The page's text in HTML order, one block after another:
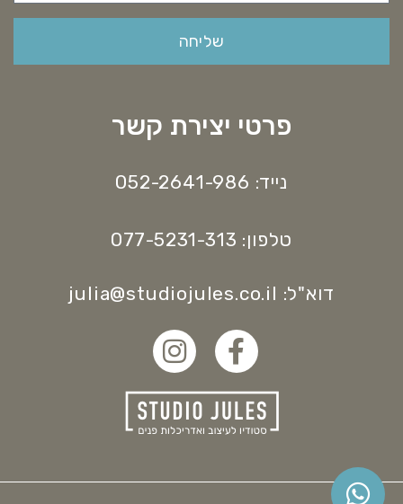
שליחה
פרטי יצירת קשר
נייד: 052-2641-986
טלפון: 077-5231-313
דוא"ל: julia@studiojules.co.il